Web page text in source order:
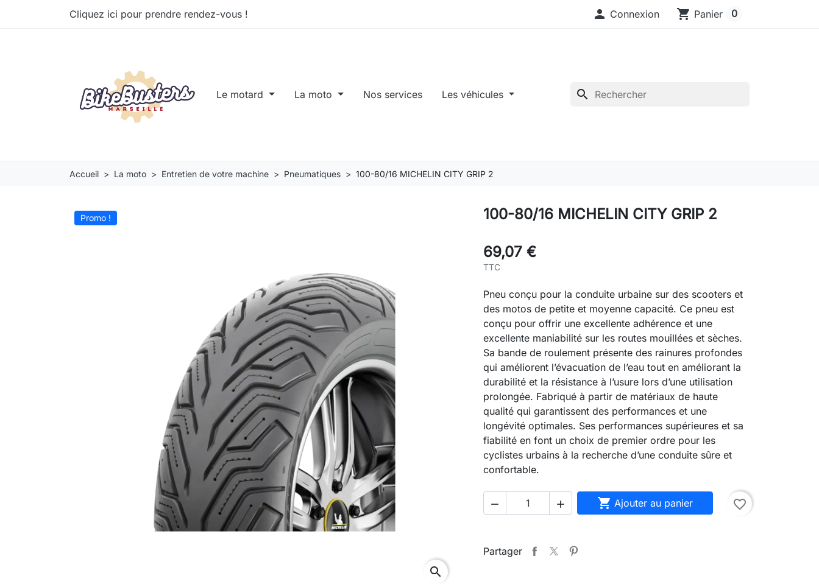
Cliquez ici pour prendre rendez-vous !  Connexion shopping_cart Panier 0
Le motard La moto Nos services Les véhicules search
Accueil La moto Entretien de votre machine Pneumatiques 100-80/16 MICHELIN CITY GRIP 2
Promo !
search
100-80/16 MICHELIN CITY GRIP 2
69,07 €
TTC
Pneu conçu pour la conduite urbaine sur des scooters et
des motos de petite et moyenne capacité. Ce pneu est
conçu pour offrir une excellente adhérence et une
excellente maniabilité sur les routes mouillées et sèches.
Sa bande de roulement présente des rainures profondes
qui améliorent l’évacuation de l’eau tout en améliorant la
durabilité et la résistance à l’usure lors d’une utilisation
prolongée. Fabriqué à partir de matériaux de haute
qualité qui garantissent des performances et une
longévité optimales. Ses performances supérieures et sa
fiabilité en font un choix de premier ordre pour les
cyclistes urbains à la recherche d’une conduite sûre et
confortable.
   Ajouter au panier favorite_border
Partager